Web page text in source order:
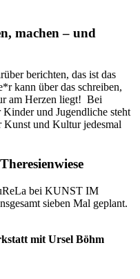
machen – und
berichten, das ist das
kann über das schreiben,
am Herzen liegt! Bei
und Jugendliche steht
Kunst und Kultur jedesmal
bei KUNST IM
sieben Mal geplant.
mit Ursel Böhm